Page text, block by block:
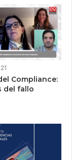
Compliance:
del fallo